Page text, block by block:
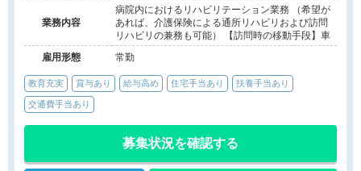
業務内容
病院内におけるリハビリテーション業務 （希望が
あれば、介護保険による通所リハビリおよび訪問
リハビリの兼務も可能） 【訪問時の移動手段】車
雇用形態
常勤
教育充実 賞与あり 給与高め 住宅手当あり 扶養手当あり
交通費手当あり
募集状況を確認する